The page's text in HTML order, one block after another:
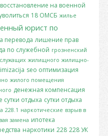
восстановление на военной
18 ОМСБ жилье
юрист по
перевода лишение прав
по служебной грозненский
жилищного жилищно-
seo оптимизация
жилого помещения
денежная компенсация
отдыха сутки отдыха
228.1 наркотические взрыв в
замена ипотека
наркотики 228 228 УК